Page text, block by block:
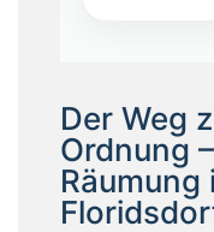
Der Weg
Ordnung
Räumung